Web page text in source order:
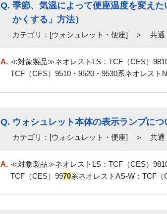
Q. 季節、気温によって便座温度を変え
かくする」方法）
カテゴリ：[ウォシュレット・便座] ＞ 共通
A. ≪対象製品≫ネオレストLS：TCF（CES）
TCF（CES）9510・9520・9530系ネオレス
Q. ウォシュレット本体の表示ランプに
カテゴリ：[ウォシュレット・便座] ＞ 共通
A. ≪対象製品≫ネオレストLS：TCF（CES）
TCF（CES）9970系ネオレストAS-W：TCF